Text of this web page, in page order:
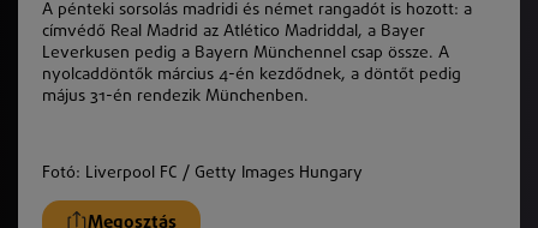
A pénteki sorsolás madridi és német rangadót is hozott: a
címvédő Real Madrid az Atlético Madriddal, a Bayer
Leverkusen pedig a Bayern Münchennel csap össze. A
nyolcaddöntők március 4-én kezdődnek, a döntőt pedig
május 31-én rendezik Münchenben.
Fotó: Liverpool FC / Getty Images Hungary
Megosztás